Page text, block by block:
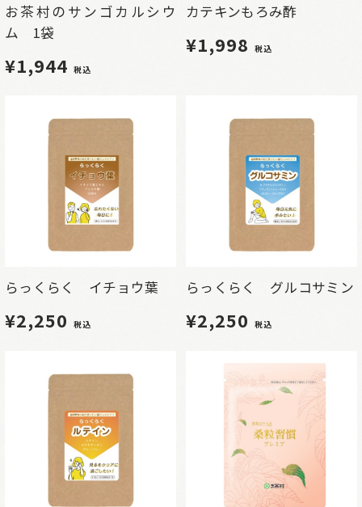
お茶村のサンゴカルシウ
ム 1袋
¥1,944 税込
カテキンもろみ酢
¥1,998 税込
らっくらく イチョウ葉
¥2,250 税込
らっくらく グルコサミン
¥2,250 税込